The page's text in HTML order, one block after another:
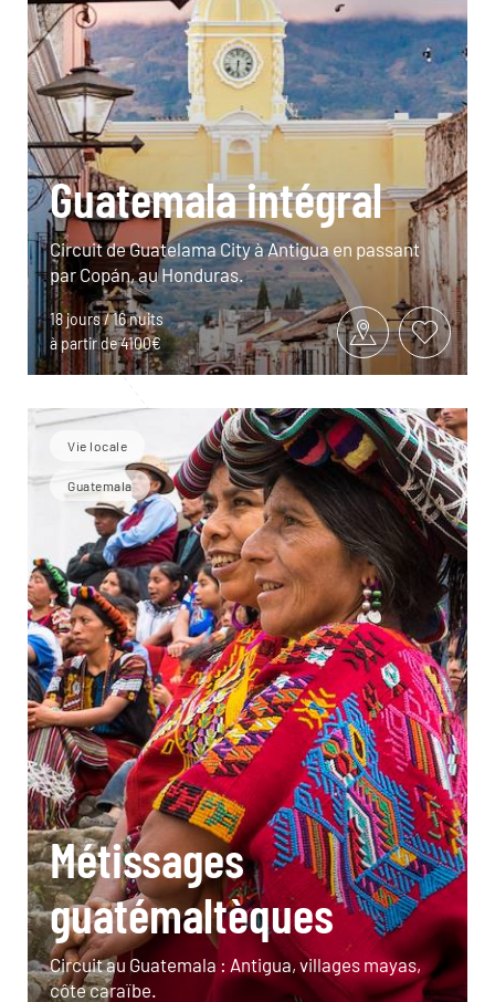
Guatemala intégral
Circuit de Guatelama City à Antigua en passant
par Copán, au Honduras.
18 jours / 16 nuits
à partir de 4100€
Vie locale
Guatemala
Métissages
guatémaltèques
Circuit au Guatemala : Antigua, villages mayas,
côte caraïbe.